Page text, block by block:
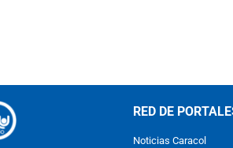
RED DE
Noticias Caracol